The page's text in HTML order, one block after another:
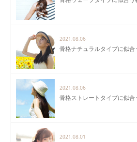
2021.08.06
骨格ナチュラルタイプに似
2021.08.06
骨格ストレートタイプに似
2021.08.01